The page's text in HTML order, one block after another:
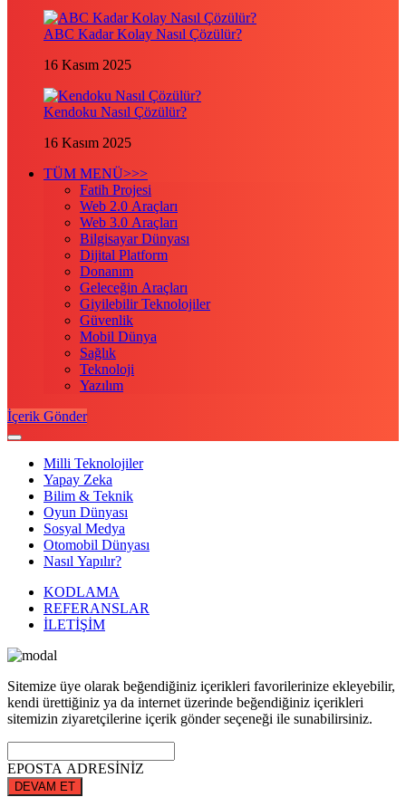
ABC Kadar Kolay Nasıl Çözülür?
16 Kasım 2025
Kendoku Nasıl Çözülür?
16 Kasım 2025
TÜM MENÜ>>>
Fatih Projesi
Web 2.0 Araçları
Web 3.0 Araçları
Bilgisayar Dünyası
Dijital Platform
Donanım
Geleceğin Araçları
Giyilebilir Teknolojiler
Güvenlik
Mobil Dünya
Sağlık
Teknoloji
Yazılım
İçerik Gönder
Milli Teknolojiler
Yapay Zeka
Bilim & Teknik
Oyun Dünyası
Sosyal Medya
Otomobil Dünyası
Nasıl Yapılır?
KODLAMA
REFERANSLAR
İLETİŞİM
Sitemize üye olarak beğendiğiniz içerikleri favorilerinize ekleyebilir,
kendi ürettiğiniz ya da internet üzerinde beğendiğiniz içerikleri
sitemizin ziyaretçilerine içerik gönder seçeneği ile sunabilirsiniz.
EPOSTA ADRESİNİZ
DEVAM ET